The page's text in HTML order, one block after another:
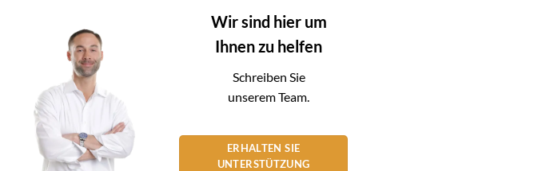
Wir sind hier um
Ihnen zu helfen
Schreiben Sie
unserem Team.
ERHALTEN SIE
UNTERSTÜTZUNG